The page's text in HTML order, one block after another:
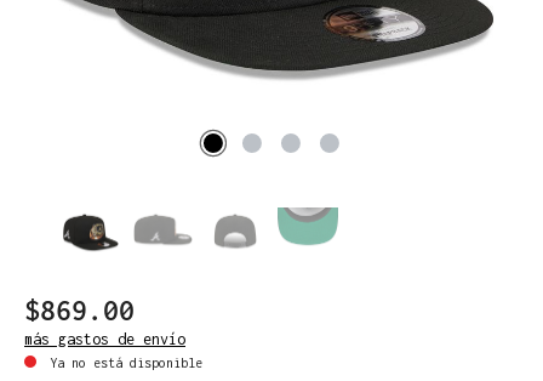
$869.00
más gastos de envío
Ya no está disponible